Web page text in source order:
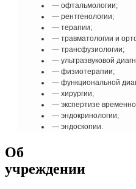
— офтальмологии;
— рентгенологии;
— терапии;
— травматологии и
— трансфузиологии;
— ультразвуковой
— физиотерапии;
— функциональной
— хирургии;
— экспертизе
— эндокринологии;
— эндоскопии.
Об
учреждении